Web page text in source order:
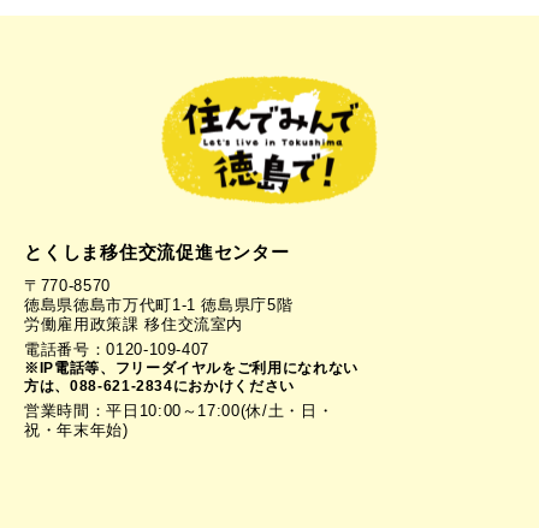
とくしま移住交流促進センター
〒770-8570
徳島県徳島市万代町1-1 徳島県庁5階
労働雇用政策課 移住交流室内
電話番号：0120-109-407
※IP電話等、フリーダイヤルをご利用になれない
方は、088-621-2834におかけください
営業時間：平日10:00～17:00(休/土・日・
祝・年末年始)